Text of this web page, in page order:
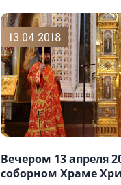
13.04.2018
Вечером 13 апреля
соборном Храме